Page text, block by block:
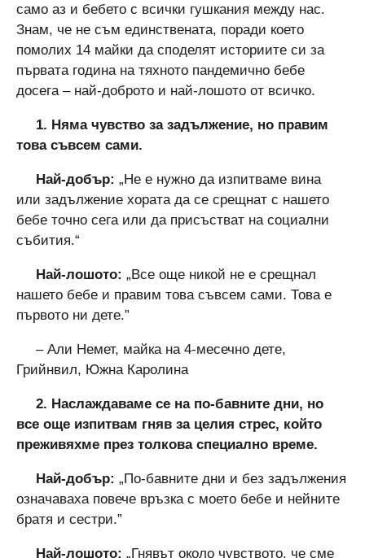
само аз и бебето с всички гушкания между нас.
Знам, че не съм единствената, поради което
помолих 14 майки да споделят историите си за
първата година на тяхното пандемично бебе
досега – най-доброто и най-лошото от всичко.
1. Няма чувство за задължение, но правим
това съвсем сами.
Най-добър: „Не е нужно да изпитваме вина
или задължение хората да се срещнат с нашето
бебе точно сега или да присъстват на социални
събития.“
Най-лошото: „Все още никой не е срещнал
нашето бебе и правим това съвсем сами. Това е
първото ни дете.”
– Али Немет, майка на 4-месечно дете,
Грийнвил, Южна Каролина
2. Наслаждаваме се на по-бавните дни, но
все още изпитвам гняв за целия стрес, който
преживяхме през толкова специално време.
Най-добър: „По-бавните дни и без задължения
означаваха повече връзка с моето бебе и нейните
братя и сестри.”
Най-лошото: „Гнявът около чувството, че сме